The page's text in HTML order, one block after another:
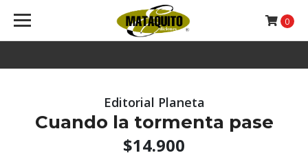
0
Editorial Planeta
Cuando la tormenta pase
$14.900